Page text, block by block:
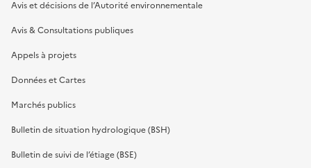
Avis et décisions de l’Autorité environnementale
Avis & Consultations publiques
Appels à projets
Données et Cartes
Marchés publics
Bulletin de situation hydrologique (BSH)
Bulletin de suivi de l’étiage (BSE)